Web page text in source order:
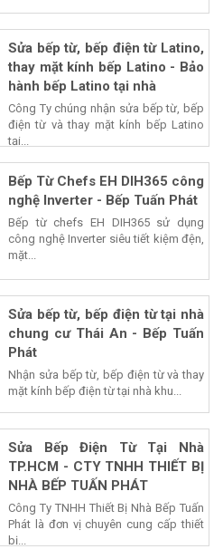
Sửa bếp từ, bếp điện từ Latino,
thay mặt kính bếp Latino - Bảo
hành bếp Latino tại nhà
Công Ty chúng nhận sửa bếp từ, bếp
điện từ và thay mặt kính bếp Latino
tại...
Bếp Từ Chefs EH DIH365 công
nghệ Inverter - Bếp Tuấn Phát
Bếp từ chefs EH DIH365 sử dụng
công nghệ Inverter siêu tiết kiệm đện,
mặt...
Sửa bếp từ, bếp điện từ tại nhà
chung cư Thái An - Bếp Tuấn
Phát
Nhận sửa bếp từ, bếp điện từ và thay
mặt kính bếp điện từ tại nhà khu...
Sửa Bếp Điện Từ Tại Nhà
TP.HCM - CTY TNHH THIẾT BỊ
NHÀ BẾP TUẤN PHÁT
Công Ty TNHH Thiết Bị Nhà Bếp Tuấn
Phát là đơn vị chuyên cung cấp thiết
bị...